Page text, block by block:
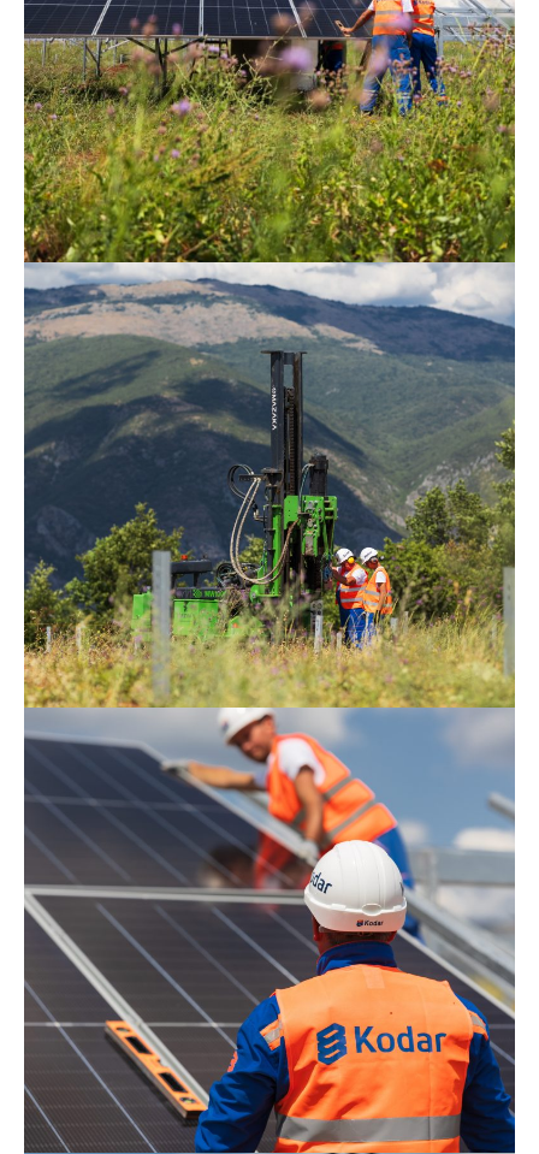
ulogu u očuvanju prirodne ravnoteže:
privlače oprašivače, stabilizuju mikroklimu
tla i doprinose očuvanju bioraznolikosti.
Time čuvamo i prirodni ciklus života na ovom
području. Navodnjavanje obezbeđujemo iz
malog akumulacionog jezera, koje pored
funkcionalne uloge stvara i novo stanište za
lokalnu faunu.
Solarno brdo će biti više od elektrane. To je
naša vizija održive budućnosti — mesto gde
tehnologija ne potiskuje prirodu, već je
nadopunjuje. Gde sunce ne greje samo
zemlju — već osvetljava put ka skladnijem
životu sa njom.Prva ekološka solarna
elektrana u Srbiji ponosno se gradi kao
simbol harmonije između čiste energije,
inovacije, flore i faune, i našeg pionirskog
doprinosa zelenoj tranziciji regiona